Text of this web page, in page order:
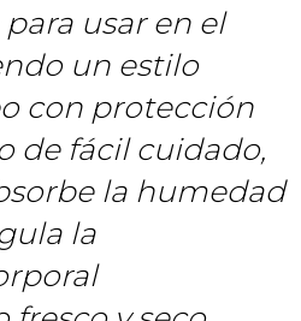
usar en el
un estilo
con protección
de fácil cuidado,
la humedad
la